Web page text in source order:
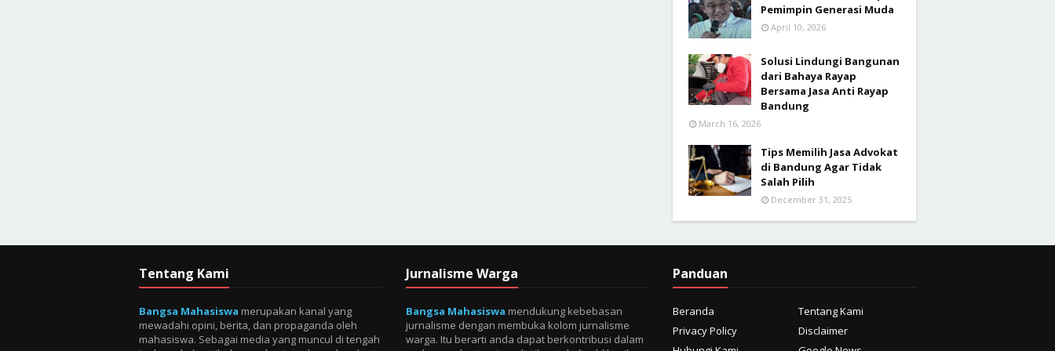
Pemimpin Generasi Muda
April 10, 2026
Solusi Lindungi Bangunan
dari Bahaya Rayap
Bersama Jasa Anti Rayap
Bandung
March 16, 2026
Tips Memilih Jasa Advokat
di Bandung Agar Tidak
Salah Pilih
December 31, 2025
Tentang Kami
Bangsa Mahasiswa merupakan kanal yang
mewadahi opini, berita, dan propaganda oleh
mahasiswa. Sebagai media yang muncul di tengah
Jurnalisme Warga
Bangsa Mahasiswa mendukung kebebasan
jurnalisme dengan membuka kolom jurnalisme
warga. Itu berarti anda dapat berkontribusi dalam
Panduan
Beranda
Tentang Kami
Privacy Policy
Disclaimer